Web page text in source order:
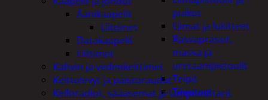
puikot
Liimat ja lukitteet
Rasvaprässit,
massa ja
uretaanipistoolit
Teipit
Tiivisteet
Äänikaapelit
Liittimet
Datakaapelit
Liittimet
Kahvin ja vedenkeittimet
Keittolevyt ja paistoraudat
Kelloradiot, sääasemat ja lämpömittarit